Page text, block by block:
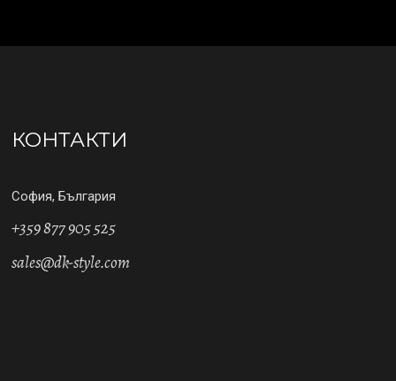
КОНТАКТИ
София, България
+359 877 905 525
sales@dk-style.com